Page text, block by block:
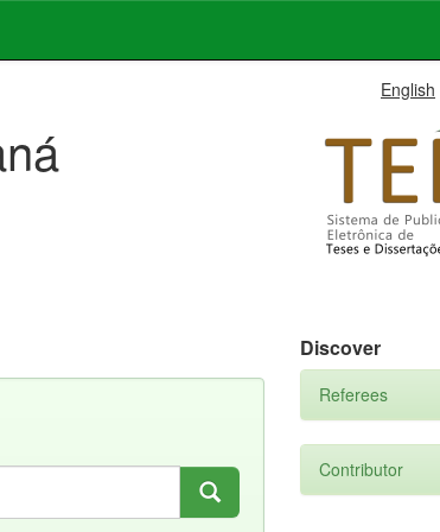
English
Discover
Referees
Contributor